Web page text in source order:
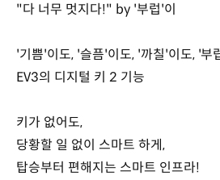
"다 너무 멋지다!" by '부럽'이
'기쁨'이도, '슬픔'이도, '까칠'이도, '부
EV3의 디지털 키 2 기능
키가 없어도,
당황할 일 없이 스마트 하게,
탑승부터 편해지는 스마트 인프라!